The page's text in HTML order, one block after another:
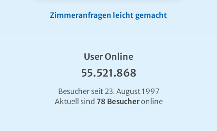
Zimmeranfragen leicht gemacht
User Online
55.521.868
Besucher seit 23. August 1997
Aktuell sind 78 Besucheronline